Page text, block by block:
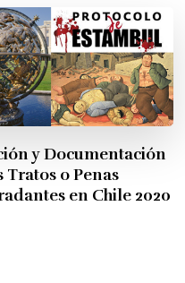
y Documentación
o Penas
en Chile 2020